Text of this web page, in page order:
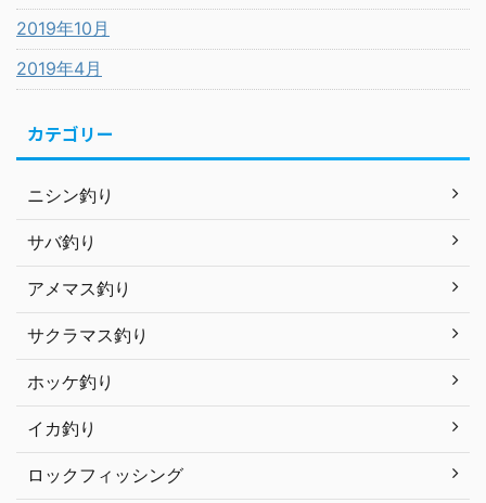
2019年10月
2019年4月
カテゴリー
ニシン釣り
サバ釣り
アメマス釣り
サクラマス釣り
ホッケ釣り
イカ釣り
ロックフィッシング